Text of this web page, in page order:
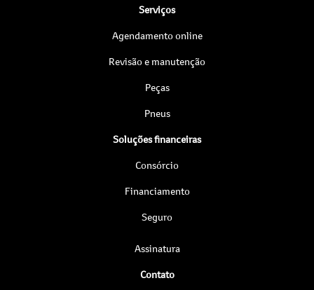
Serviços
Agendamento online
Revisão e manutenção
Peças
Pneus
Soluções financeiras
Consórcio
Financiamento
Seguro
Assinatura
Contato